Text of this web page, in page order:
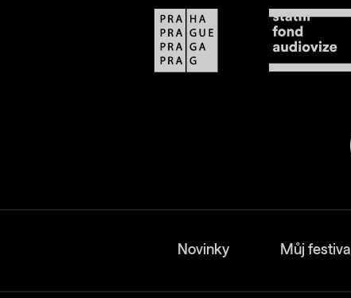
Novinky Můj festival